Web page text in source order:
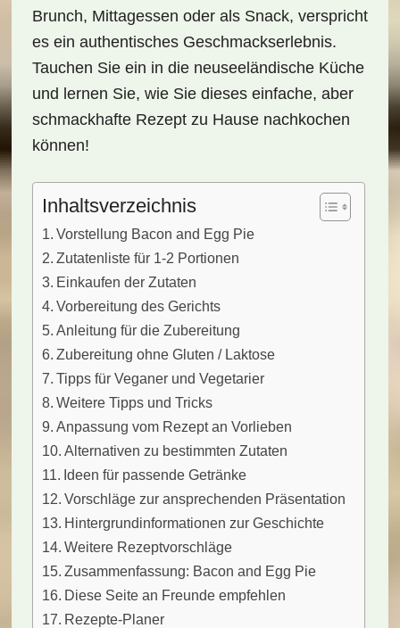
Brunch, Mittagessen oder als Snack, verspricht
es ein authentisches Geschmackserlebnis.
Tauchen Sie ein in die neuseeländische Küche
und lernen Sie, wie Sie dieses einfache, aber
schmackhafte Rezept zu Hause nachkochen
können!
Inhaltsverzeichnis
Vorstellung Bacon and Egg Pie
Zutatenliste für 1-2 Portionen
Einkaufen der Zutaten
Vorbereitung des Gerichts
Anleitung für die Zubereitung
Zubereitung ohne Gluten / Laktose
Tipps für Veganer und Vegetarier
Weitere Tipps und Tricks
Anpassung vom Rezept an Vorlieben
Alternativen zu bestimmten Zutaten
Ideen für passende Getränke
Vorschläge zur ansprechenden Präsentation
Hintergrundinformationen zur Geschichte
Weitere Rezeptvorschläge
Zusammenfassung: Bacon and Egg Pie
Diese Seite an Freunde empfehlen
Rezepte-Planer